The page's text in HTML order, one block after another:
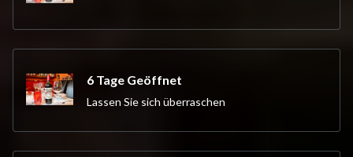
6 Tage Geöffnet
Lassen Sie sich überraschen